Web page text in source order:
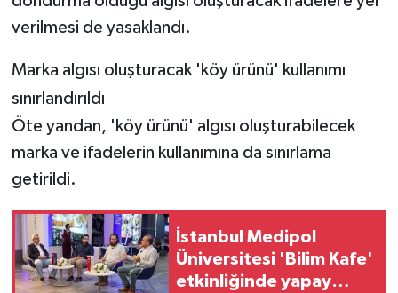
verilmesi de yasaklandı.
Marka algısı oluşturacak 'köy ürünü' kullanımı
sınırlandırıldı
Öte yandan, 'köy ürünü' algısı oluşturabilecek
marka ve ifadelerin kullanımına da sınırlama
getirildi.
İstanbul Medipol
Üniversitesi 'Bilim Kafe'
etkinliğinde yapay